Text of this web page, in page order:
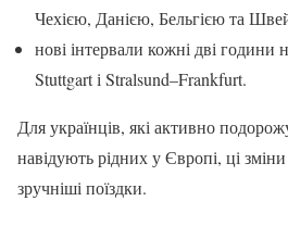
Чехією, Данією, Бельгією та
нові інтервали кожні дві
Stuttgart і Stralsund–Frankfurt.
Для українців, які активно
навідують рідних у Європі, ці
зручніші поїздки.